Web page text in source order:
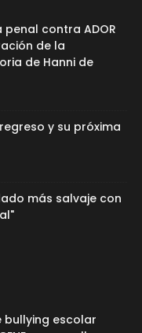
penal contra ADOR
de la
de Hanni de
y su próxima
lado más salvaje con
bullying escolar